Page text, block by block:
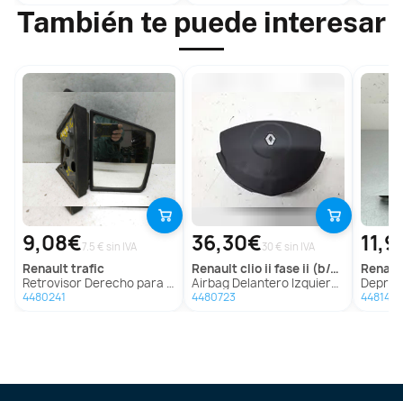
También te puede interesar
9,08€7.5 € sin IVA
renaulttrafic
Retrovisor Derecho para Renault Trafic
4480241
36,30€30 € sin IVA
renaultclio ii fase ii (b/cb0)
Airbag Delantero Izquierdo Para Renault Clio Ii Fase Ii
4480723
Depresor
4481448